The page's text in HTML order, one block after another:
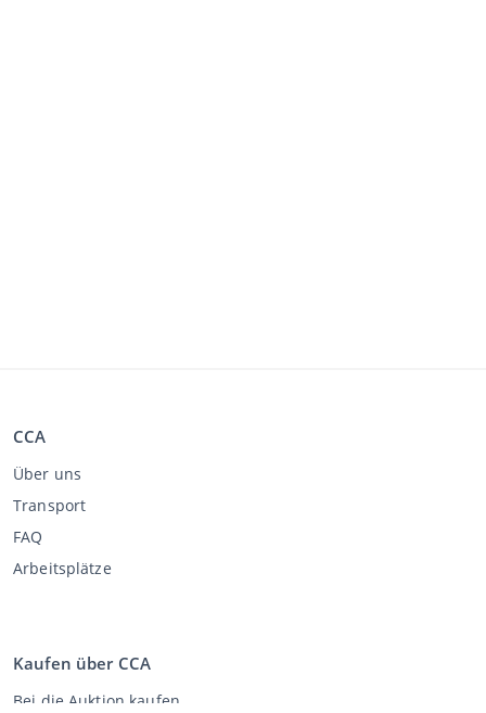
CCA
Über uns
Transport
FAQ
Arbeitsplätze
Kaufen über CCA
Bei die Auktion kaufen